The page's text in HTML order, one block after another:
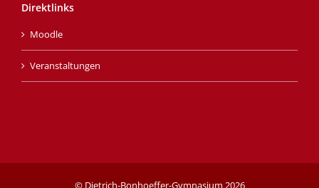
Direktlinks
Moodle
Veranstaltungen
© Dietrich-Bonhoeffer-Gymnasium 2026